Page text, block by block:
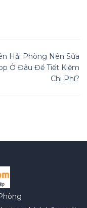
Hải Phòng Nên Sửa
Ở Đâu Để Tiết Kiệm
Chi Phí?